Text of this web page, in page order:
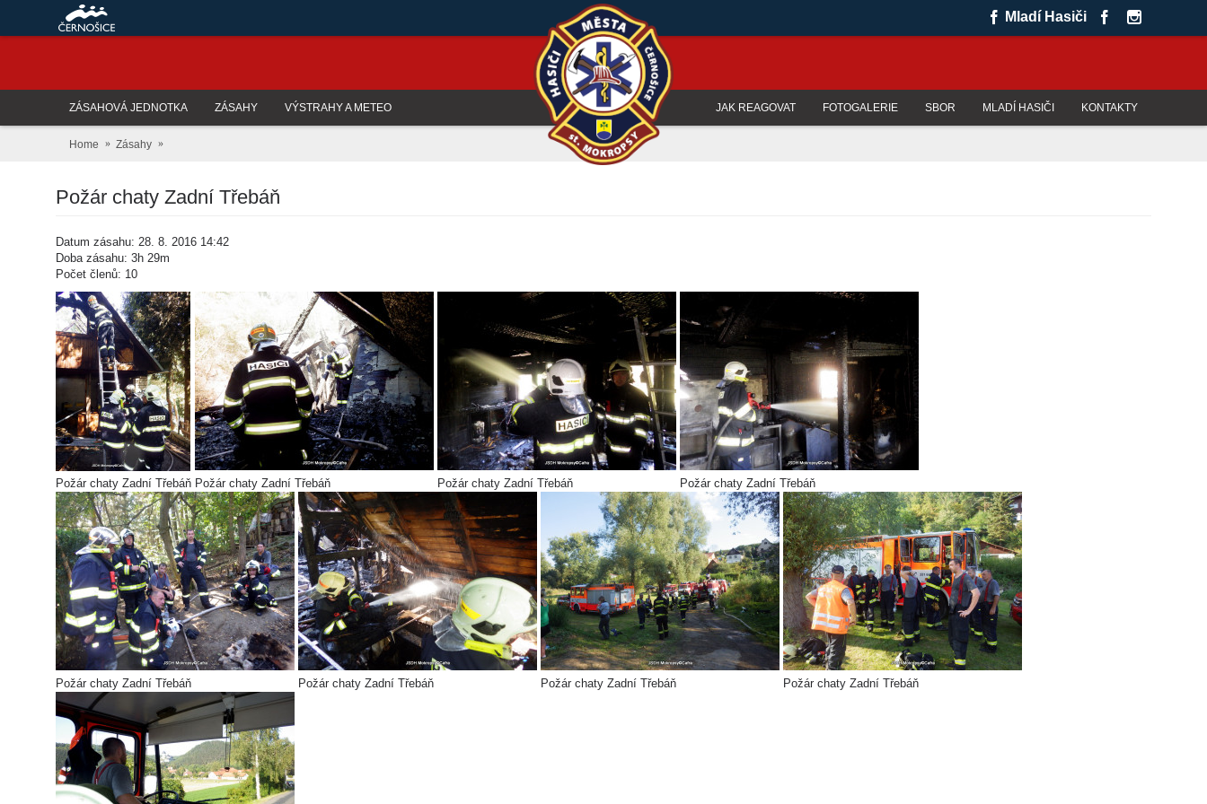
Mladí Hasiči
ZÁSAHOVÁ JEDNOTKA ZÁSAHY VÝSTRAHY A METEO KONTAKTY
MLADÍ HASIČI
SBOR
FOTOGALERIE
JAK REAGOVAT
Home Zásahy
Požár chaty Zadní Třebáň
Datum zásahu: 28. 8. 2016 14:42
Doba zásahu: 3h 29m
Počet členů: 10
Požár chaty Zadní Třebáň Požár chaty Zadní Třebáň Požár chaty Zadní Třebáň Požár chaty Zadní Třebáň
Požár chaty Zadní Třebáň Požár chaty Zadní Třebáň Požár chaty Zadní Třebáň Požár chaty Zadní Třebáň